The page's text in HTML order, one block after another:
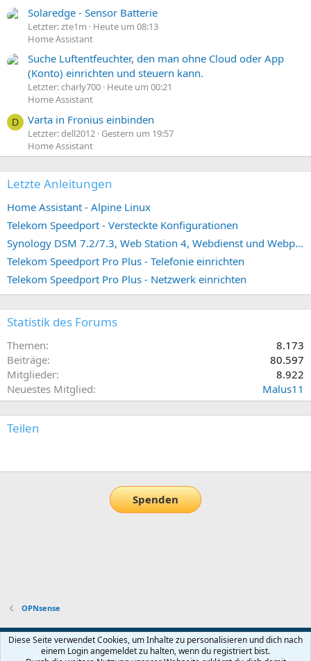
Solaredge - Sensor Batterie
Letzter: zte1m
Heute um 08:13
Home Assistant
Suche Luftentfeuchter, den man ohne Cloud oder App
(Konto) einrichten und steuern kann.
Letzter: charly700 Heute um 00:21
Home Assistant
D Varta in Fronius einbinden
Letzter: dell2012 Gestern um 19:57
Home Assistant
Letzte Anleitungen
Home Assistant - Alpine Linux
Telekom Speedport - Versteckte Konfigurationen
Synology DSM 7.2/7.3, Web Station 4, Webdienst und Webportal erstellen (ehemals vHost)
Telekom Speedport Pro Plus - Telefonie einrichten
Telekom Speedport Pro Plus - Netzwerk einrichten
Statistik des Forums
Themen
8.173
Beiträge
80.597
Mitglieder
8.922
Neuestes Mitglied
Malus11
Teilen
Spenden
OPNsense
Default-Theme
Nutzungsbedingungen
Datenschutz Hilfe und Impressum Start
Diese Seite verwendet Cookies, um Inhalte zu personalisieren und dich nach
einem Login angemeldet zu halten, wenn du registriert bist.